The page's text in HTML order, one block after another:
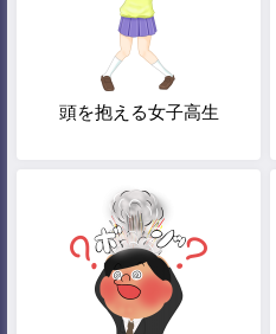
頭を抱える女子高生